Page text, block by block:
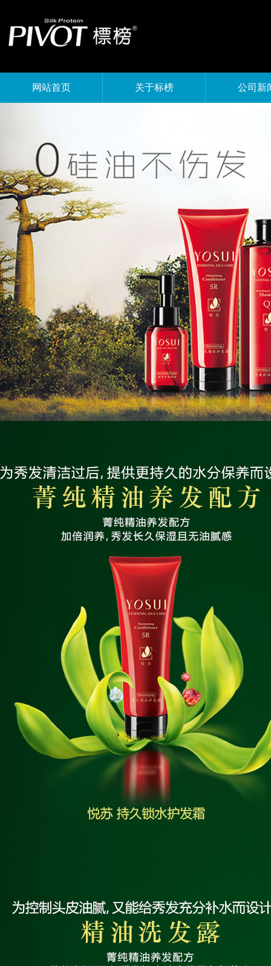
网站首页 关于标榜 公司新